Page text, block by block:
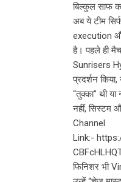
बिल्कुल साफ
अब ये टीम
execution
है। पहले ही
Sunrisers
प्रदर्शन
“तुक्का” थी या
नहीं, सिस्टम
Channel
Link:-
फिनिशर भी